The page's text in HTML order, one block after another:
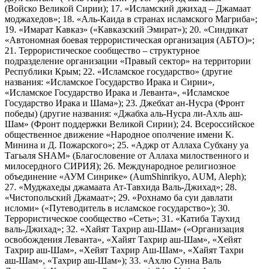
(Войско Великой Сирии); 17. «Исламский джихад – Джамаат
моджахедов»; 18. «Аль-Каида в странах исламского Магриба»;
19. «Имарат Кавказ» («Кавказский Эмират»); 20. «Синдикат
«Автономная боевая террористическая организация (АБТО)»;
21. Террористическое сообщество – структурное
подразделение организации «Правый сектор» на территории
Республики Крым; 22. «Исламское государство» (другие
названия: «Исламское Государство Ирака и Сирии»,
«Исламское Государство Ирака и Леванта», «Исламское
Государство Ирака и Шама»); 23. Джебхат ан-Нусра (Фронт
победы) (другие названия: «Джабха аль-Нусра ли-Ахль аш-
Шам» (Фронт поддержки Великой Сирии); 24. Всероссийское
общественное движение «Народное ополчение имени К.
Минина и Д. Пожарского»; 25. «Аджр от Аллаха Субхану уа
Тагьаля SHAM» (Благословение от Аллаха милоственного и
милосердного СИРИЯ); 26. Международное религиозное
объединение «АУМ Синрике» (AumShinrikyo, AUM, Aleph);
27. «Муджахеды джамаата Ат-Тавхида Валь-Джихад»; 28.
«Чистопольский Джамаат»; 29. «Рохнамо ба суи давлати
исломи» («Путеводитель в исламское государство»); 30.
Террористическое сообщество «Сеть»; 31. «Катиба Таухид
валь-Джихад»; 32. «Хайят Тахрир аш-Шам» («Организация
освобождения Леванта», «Хайят Тахрир аш-Шам», «Хейят
Тахрир аш-Шам», «Хейят Тахрир Аш-Шам», «Хайят Тахри
аш-Шам», «Тахрир аш-Шам»); 33. «Ахлю Сунна Валь